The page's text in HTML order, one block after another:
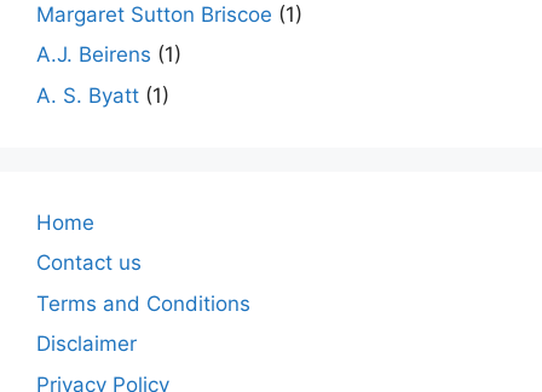
Margaret Sutton Briscoe (1)
A.J. Beirens (1)
A. S. Byatt (1)
Home
Contact us
Terms and Conditions
Disclaimer
Privacy Policy